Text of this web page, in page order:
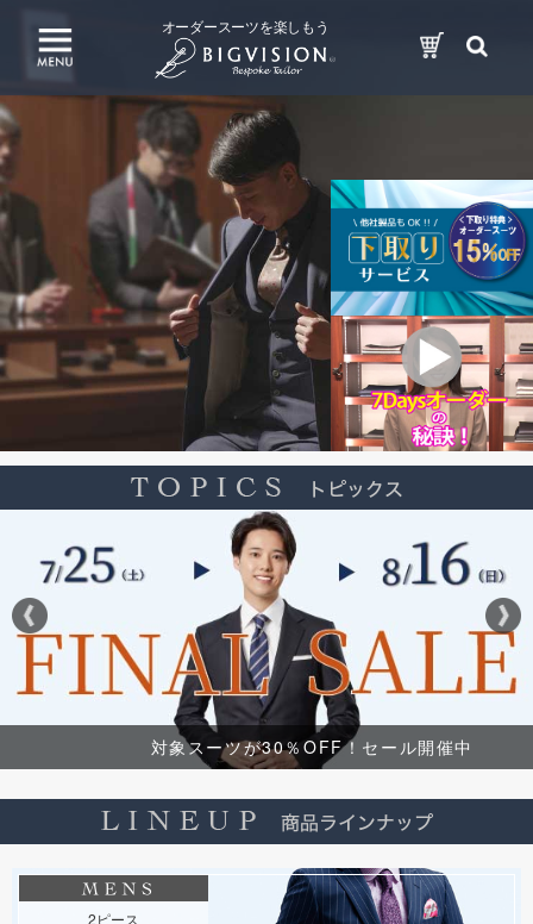
オーダースーツを楽しもう
対象スーツが30％OFF！セール開催中
2ピース